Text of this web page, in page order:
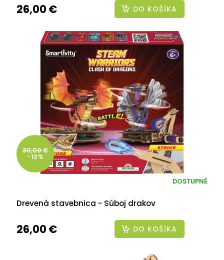
26,00 € DO KOŠÍKA
30,00 €
-13%
Drevená stavebnica - Súboj drakov
DOSTUPNÉ
26,00 € DO KOŠÍKA